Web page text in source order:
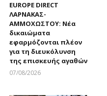
EUROPE DIRECT
ΛΑΡΝΑΚΑΣ-
ΑΜΜΟΧΩΣΤΟΥ: Νέα
δικαιώματα
εφαρμόζονται πλέον
για τη διευκόλυνση
της επισκευής αγαθών
07/08/2026